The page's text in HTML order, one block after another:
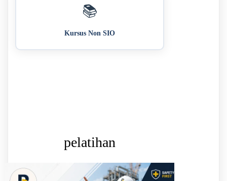
📚
Kursus Non SIO
pelatihan